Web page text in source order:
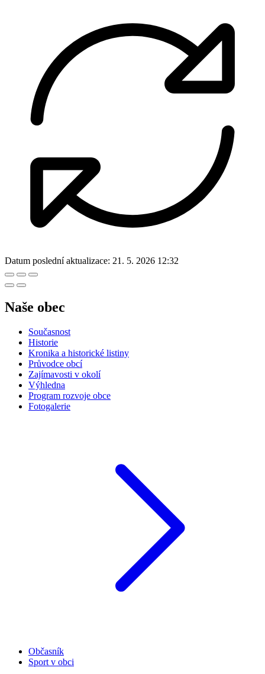
Datum poslední aktualizace: 21. 5. 2026 12:32
Naše obec
Současnost
Historie
Kronika a historické listiny
Průvodce obcí
Zajímavosti v okolí
Výhledna
Program rozvoje obce
Fotogalerie
Občasník
Sport v obci